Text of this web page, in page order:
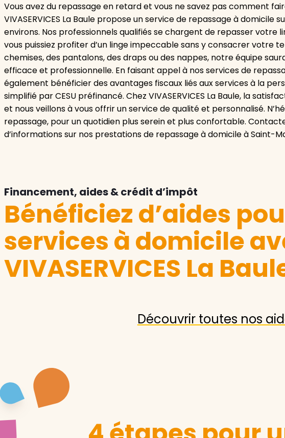
Vous avez du repassage en retard et vous ne savez pas comment
VIVASERVICES La Baule propose un service de repassage à
environs. Nos professionnels qualifiés se chargent de repasser votre
vous puissiez profiter d’un linge impeccable sans y consacrer votre
chemises, des pantalons, des draps ou des nappes, notre équipe
efficace et professionnelle. En faisant appel à nos services de
également bénéficier des avantages fiscaux liés aux services à la
simplifié par CESU préfinancé. Chez VIVASERVICES La Baule, la
et nous veillons à vous offrir un service de qualité et personnalisé.
repassage, pour un quotidien plus serein et plus confortable.
d’informations sur nos prestations de repassage à domicile à Saint-
Financement, aides & crédit d’impôt
Bénéficiez d’aides
services à domicile
VIVASERVICES La
Découvrir toutes nos